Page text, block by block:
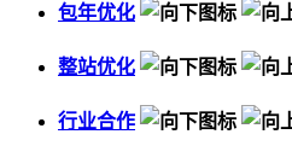
包年优化
整站优化
行业合作